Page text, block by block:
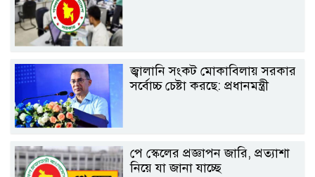
জ্বালানি সংকট মোকাবিলায় সরকার
সর্বোচ্চ চেষ্টা করছে: প্রধানমন্ত্রী
পে স্কেলের প্রজ্ঞাপন জারি, প্রত্যাশা
নিয়ে যা জানা যাচ্ছে